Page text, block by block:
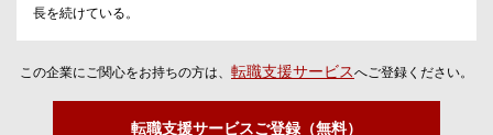
長を続けている。
この企業にご関心をお持ちの方は、 転職支援サービスへご登録ください。
転職支援サービスご登録（無料）